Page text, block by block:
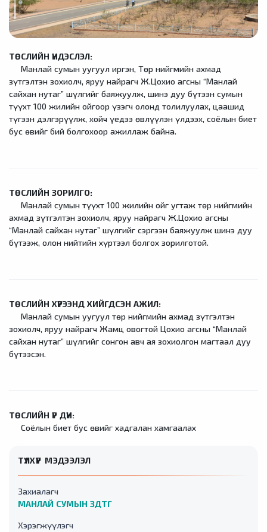
ТҮЛХҮҮР МЭДЭЭЛЭЛ
Захиалагч
МАНЛАЙ СУМЫН ЗДТГ
Хэрэгжүүлэгч
ТӨСЛИЙН ҮНДЭСЛЭЛ:
Манлай сумын уугуул иргэн, Төр нийгмийн ахмад
зүтгэлтэн зохиолч, яруу найрагч Ж.Цохио агсны “Манлай
сайхан нутаг” шүлгийг баяжуулж, шинэ дуу бүтээн сумын
түүхт 100 жилийн ойгоор үзэгч олонд толилуулах, цаашид
түгээн дэлгэрүүлж, хойч үедээ өвлүүлэн үлдээх, соёлын биет
бус өвийг бий болгохоор ажиллаж байна.
ТӨСЛИЙН ЗОРИЛГО:
Манлай сумын түүхт 100 жилийн ойг угтаж төр нийгмийн
ахмад зүтгэлтэн зохиолч, яруу найрагч Ж.Цохио агсны
“Манлай сайхан нутаг” шүлгийг сэргээн баяжуулж шинэ дуу
бүтээж, олон нийтийн хүртээл болгох зорилготой.
ТӨСЛИЙН ХҮРЭЭНД ХИЙГДСЭН АЖИЛ:
Манлай сумын уугуул төр нийгмийн ахмад зүтгэлтэн
зохиолч, яруу найрагч Жамц овогтой Цохио агсны “Манлай
сайхан нутаг” шүлгийг сонгон авч ая зохиолгон магтаал дуу
бүтээсэн.
ТӨСЛИЙН ҮР ДҮН:
Соёлын биет бус өвийг хадгалан хамгаалах